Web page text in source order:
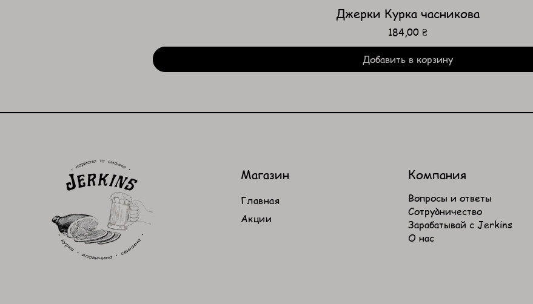
Джерки Курка часникова
Цена
184,00 ₴
Добавить в корзину
Магазин
Главная
Акции
Компания
​Вопросы и ответы
Сотрудничество
Зарабатывай с Jerkins
О нас